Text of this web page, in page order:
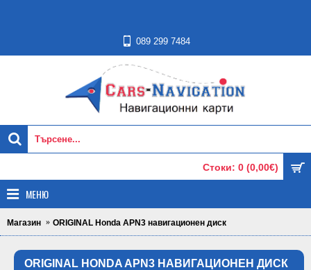
089 299 7484
Стоки: 0 (0,00€)
МЕНЮ
Магазин ORIGINAL Honda APN3 навигационен диск
ORIGINAL HONDA APN3 НАВИГАЦИОНЕН ДИСК